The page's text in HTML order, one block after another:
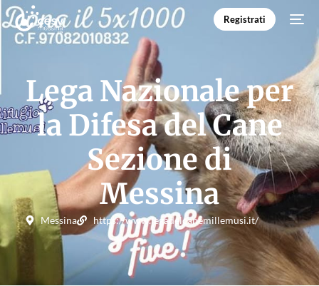
Registrati
Lega Nazionale per
la Difesa del Cane
Sezione di
Messina
Messina https://www.legadelcanemillemusi.it/